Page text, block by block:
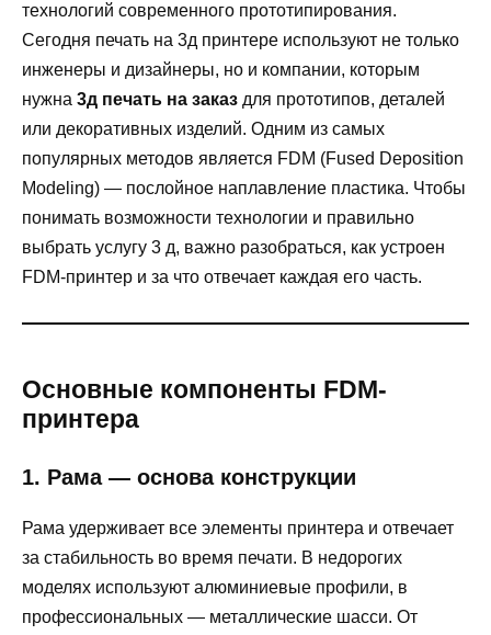
технологий современного прототипирования.
Сегодня печать на 3д принтере используют не только
инженеры и дизайнеры, но и компании, которым
нужна 3д печать на заказ для прототипов, деталей
или декоративных изделий. Одним из самых
популярных методов является FDM (Fused Deposition
Modeling) — послойное наплавление пластика. Чтобы
понимать возможности технологии и правильно
выбрать услугу 3 д, важно разобраться, как устроен
FDM-принтер и за что отвечает каждая его часть.
Основные компоненты FDM-
принтера
1. Рама — основа конструкции
Рама удерживает все элементы принтера и отвечает
за стабильность во время печати. В недорогих
моделях используют алюминиевые профили, в
профессиональных — металлические шасси. От